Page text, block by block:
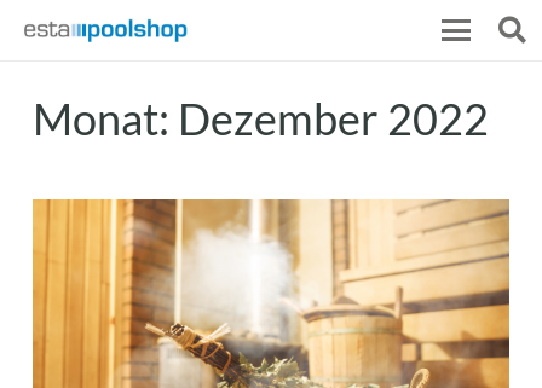
Monat: Dezember 2022